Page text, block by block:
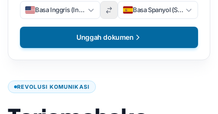
REVOLUSI KOMUNIKASI
Basa Inggris (Inggris) Basa Spanyol (Spanyol)
Unggah dokumen